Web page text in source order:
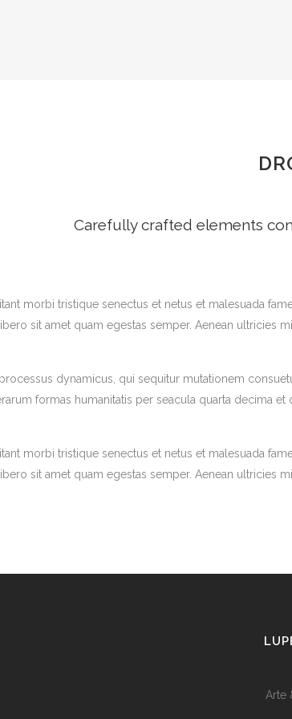
Carefully crafted elements
morbi tristique senectus et netus et malesuada
sit amet quam egestas semper. Aenean ultricies
processus dynamicus, qui sequitur mutationem
formas humanitatis per seacula quarta decima
morbi tristique senectus et netus et malesuada
sit amet quam egestas semper. Aenean ultricies
Arte